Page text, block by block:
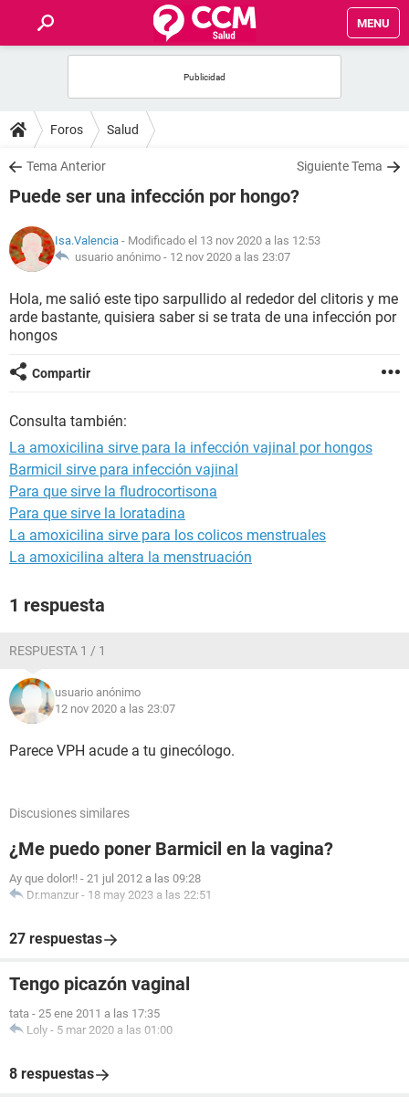
MENU
FOROS
SALUD
NUTRICIÓN
BIENESTAR
Foros Salud
Tema Anterior Siguiente Tema
Puede ser una infección por hongo?
Isa.Valencia - Modificado el 13 nov 2020 a las 12:53
usuario anónimo - 12 nov 2020 a las 23:07
Hola, me salió este tipo sarpullido al rededor del clitoris y me
arde bastante, quisiera saber si se trata de una infección por
hongos
Compartir
Consulta también:
La amoxicilina sirve para la infección vajinal por hongos
Barmicil sirve para infección vajinal
Para que sirve la fludrocortisona
Para que sirve la loratadina
La amoxicilina sirve para los colicos menstruales
La amoxicilina altera la menstruación
1 respuesta
RESPUESTA 1 / 1
usuario anónimo
12 nov 2020 a las 23:07
Parece VPH acude a tu ginecólogo.
Discusiones similares
¿Me puedo poner Barmicil en la vagina?
Ay que dolor!! - 21 jul 2012 a las 09:28
Dr.manzur - 18 may 2023 a las 22:51
27 respuestas
Tengo picazón vaginal
tata - 25 ene 2011 a las 17:35
Loly - 5 mar 2020 a las 01:00
8 respuestas